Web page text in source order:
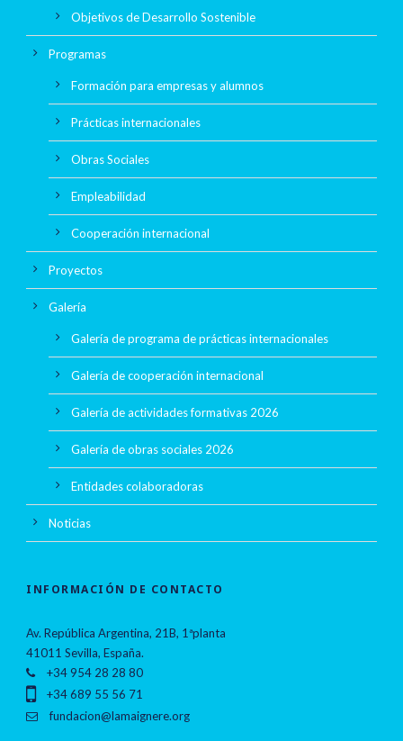
Objetivos de Desarrollo Sostenible
Programas
Formación para empresas y alumnos
Prácticas internacionales
Obras Sociales
Empleabilidad
Cooperación internacional
Proyectos
Galería
Galería de programa de prácticas internacionales
Galería de cooperación internacional
Galería de actividades formativas 2026
Galería de obras sociales 2026
Entidades colaboradoras
Noticias
INFORMACIÓN DE CONTACTO
Av. República Argentina, 21B, 1ªplanta
41011 Sevilla, España.
+34 954 28 28 80
+34 689 55 56 71
fundacion@lamaignere.org